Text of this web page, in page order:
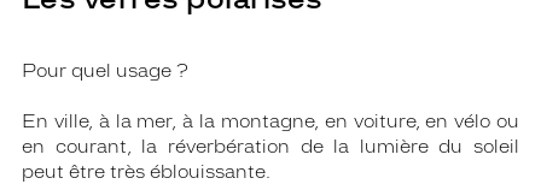
Pour quel usage ?
En ville, à la mer, à la montagne, en voiture, en vélo ou
en courant, la réverbération de la lumière du soleil
peut être très éblouissante.